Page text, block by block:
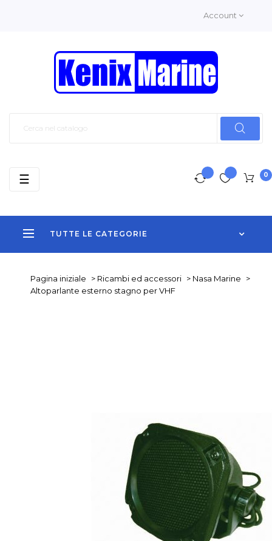
Account
0
TUTTE LE CATEGORIE
navigazione
☰
Pagina iniziale > Ricambi ed accessori > Nasa Marine
>
Altoparlante esterno stagno per VHF